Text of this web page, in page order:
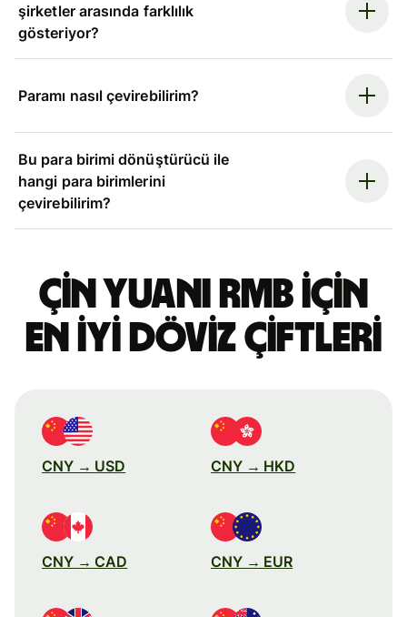
şirketler arasında farklılık
gösteriyor?
Paramı nasıl çevirebilirim?
Bu para birimi dönüştürücü ile
hangi para birimlerini
çevirebilirim?
Çin yuanı RMB için
en iyi döviz çiftleri
CNY → USD CNY → HKD
CNY → CAD CNY → EUR